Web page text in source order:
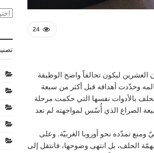
24
ليكون تحالفاً واضح الوظيفة
وحدّدت أهدافه قبل أكثر من سبعة
بالأدوات نفسها التي حكمت مرحلة
الصراع الذي أُسّس لمواجهته لم تعد
تمدّده نحو أوروبا الغربيّة. وعلى
مهمّة الحلف، بل انتهى وضوحها، فانتقل إلى